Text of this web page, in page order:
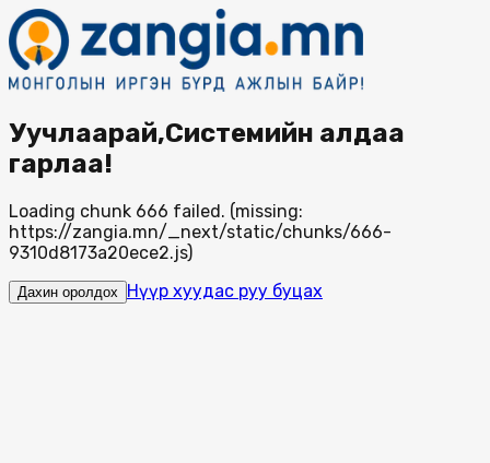
Уучлаарай,Системийн алдаа
гарлаа!
Loading chunk 666 failed. (missing:
https://zangia.mn/_next/static/chunks/666-
9310d8173a20ece2.js)
Дахин оролдох Нүүр хуудас руу буцах